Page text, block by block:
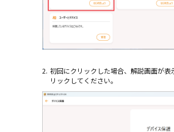
2. 初回にクリックした場合、解説画面が
リックしてください。